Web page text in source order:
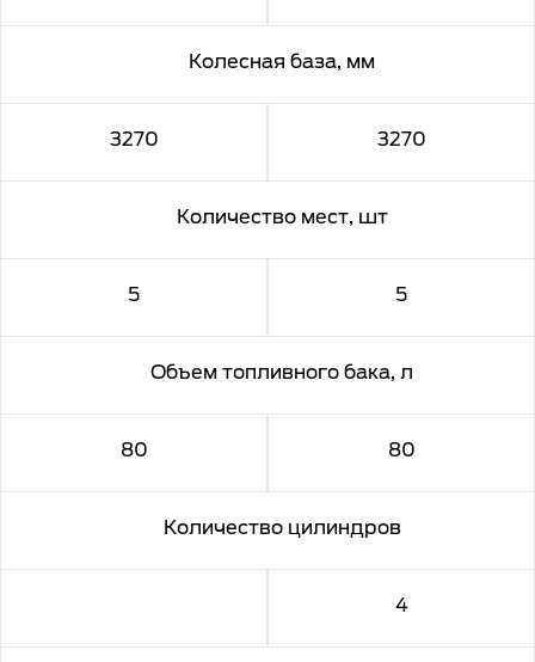
Колесная база, мм
3270 3270
Количество мест, шт
5 5
Объем топливного бака, л
80 80
Количество цилиндров
4